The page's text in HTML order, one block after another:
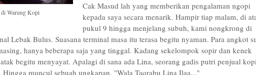
Warung Kopi
Cak Masud lah yang memberikan pengalaman ngopi
kepada saya secara menarik. Hampir tiap malam, di
pukul 9 hingga menjelang subuh, kami nongkrong di
Lebak Bulus. Suasana terminal masa itu terasa begitu nyaman. Para angkot
hanya beberapa saja yang tinggal. Kadang sekelompok sopir dan kenek
begitu menyayat. Apalagi di sana ada Lina, seorang gadis putri penjual
muncul sebuah ungkapan, "Wala Taqrabu Lina Ilaa..."